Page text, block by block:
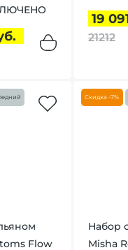
19
21212
Flow
Скидка -7%
Набор
Misha